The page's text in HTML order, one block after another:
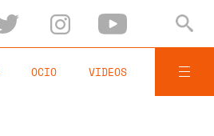
OCIO VIDEOS